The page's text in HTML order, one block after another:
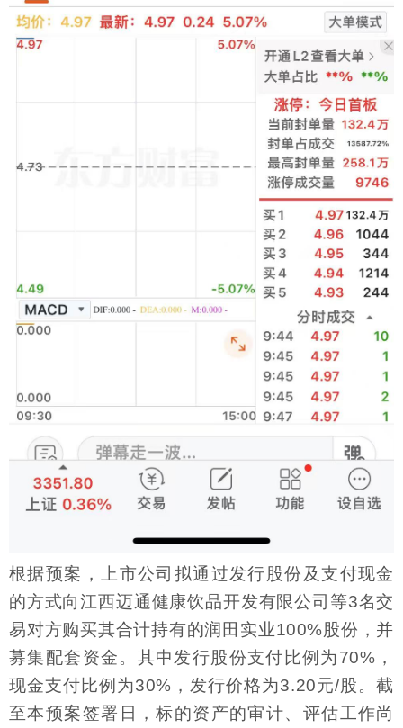
根据预案，上市公司拟通过发行股份及支付现金
的方式向江西迈通健康饮品开发有限公司等3名交
易对方购买其合计持有的润田实业100%股份，并
募集配套资金。其中发行股份支付比例为70%，
现金支付比例为30%，发行价格为3.20元/股。截
至本预案签署日，标的资产的审计、评估工作尚